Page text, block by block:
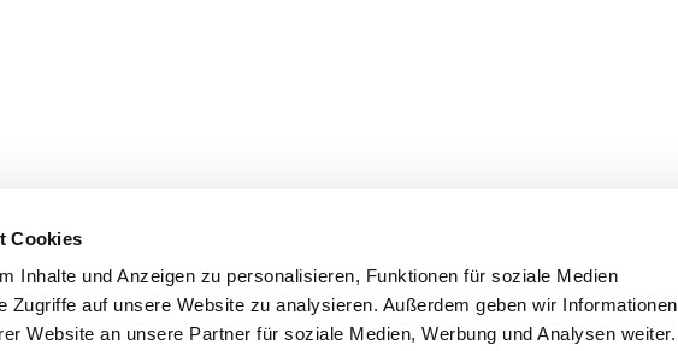
Cookies
Inhalte und Anzeigen zu personalisieren, Funktionen für soziale Medien
Zugriffe auf unsere Website zu analysieren. Außerdem geben wir Informationen
Website an unsere Partner für soziale Medien, Werbung und Analysen weiter.